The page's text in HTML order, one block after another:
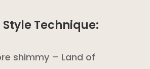
Technique:
shimmy – Land of